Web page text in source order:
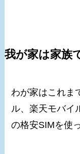
我が家は家族
わが家はこれま
ル、楽天モバイ
の格安SIMを使